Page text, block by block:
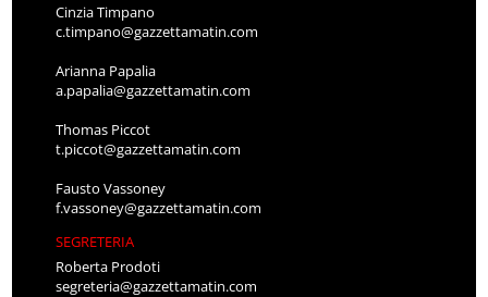
Cinzia Timpano
c.timpano@gazzettamatin.com
Arianna Papalia
a.papalia@gazzettamatin.com
Thomas Piccot
t.piccot@gazzettamatin.com
Fausto Vassoney
f.vassoney@gazzettamatin.com
SEGRETERIA
Roberta Prodoti
segreteria@gazzettamatin.com